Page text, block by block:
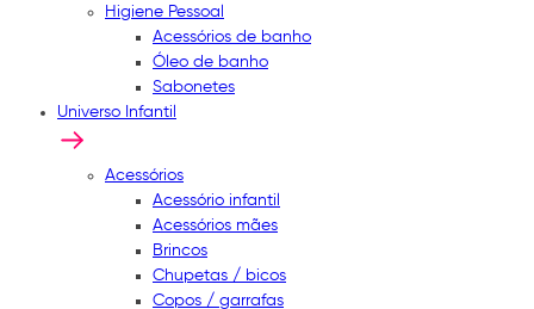
Higiene Pessoal
Acessórios de banho
Óleo de banho
Sabonetes
Universo Infantil
Acessórios
Acessório infantil
Acessórios mães
Brincos
Chupetas / bicos
Copos / garrafas